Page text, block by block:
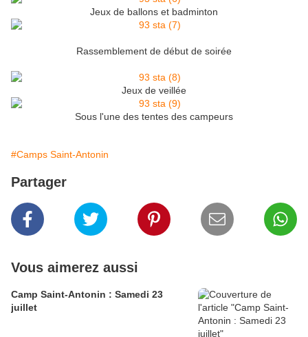
Jeux de ballons et badminton
Rassemblement de début de soirée
Jeux de veillée
Sous l'une des tentes des campeurs
#Camps Saint-Antonin
Partager
Vous aimerez aussi
Camp Saint-Antonin : Samedi 23
juillet